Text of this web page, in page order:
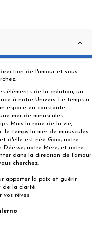
de l'amour et vous
éléments de la création, un
à notre Univers. Le temps a
espace en constante
mer de minuscules
Mais la roue de la vie,
le temps la mer de minuscules
d'elle est née Gaïa, notre
Déesse, notre Mère, et notre
dans la direction de l'amour
cherchez.
apporter la paix et guérir
de la clarté
vos rêves